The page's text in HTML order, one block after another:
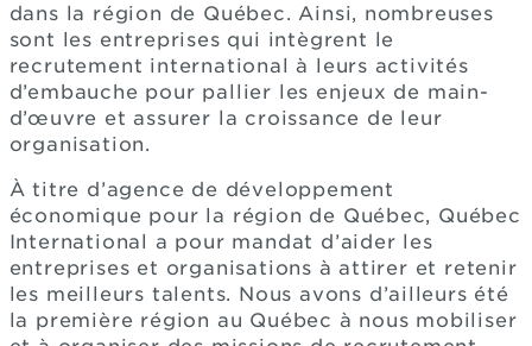
dans la région de Québec. Ainsi, nombreuses
sont les entreprises qui intègrent le
recrutement international à leurs activités
d’embauche pour pallier les enjeux de main-
d’œuvre et assurer la croissance de leur
organisation.
À titre d’agence de développement
économique pour la région de Québec, Québec
International a pour mandat d’aider les
entreprises et organisations à attirer et retenir
les meilleurs talents. Nous avons d’ailleurs été
la première région au Québec à nous mobiliser